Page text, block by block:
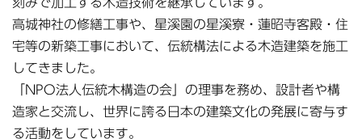
高城神社の修繕工事や、星溪園の星溪寮・蓮昭寺客殿・住
宅等の新築工事において、伝統構法による木造建築を施工
してきました。
「NPO法人伝統木構造の会」の理事を務め、設計者や構
造家と交流し、世界に誇る日本の建築文化の発展に寄与す
る活動をしています。